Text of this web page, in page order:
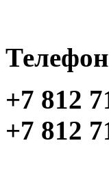
+7 812
+7 812